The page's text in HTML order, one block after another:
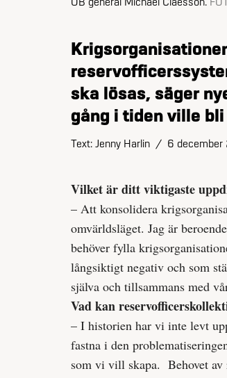
ska lösas, säger
gång i tiden ville
Text: Jenny Harlin / 6
Vilket är ditt viktigaste
– Att konsolidera
omvärldsläget. Jag är
behöver fylla
långsiktigt negativ och som
själva och tillsammans med
Vad kan
– I historien har vi inte levt
fastna i den
som vi vill skapa. Behovet av